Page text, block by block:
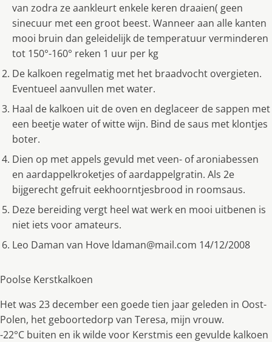
van zodra ze aankleurt enkele keren draaien( geen
sinecuur met een groot beest. Wanneer aan alle kanten
mooi bruin dan geleidelijk de temperatuur verminderen
tot 150°-160° reken 1 uur per kg
De kalkoen regelmatig met het braadvocht overgieten.
Eventueel aanvullen met water.
Haal de kalkoen uit de oven en deglaceer de sappen met
een beetje water of witte wijn. Bind de saus met klontjes
boter.
Dien op met appels gevuld met veen- of aroniabessen
en aardappelkroketjes of aardappelgratin. Als 2e
bijgerecht gefruit eekhoorntjesbrood in roomsaus.
Deze bereiding vergt heel wat werk en mooi uitbenen is
niet iets voor amateurs.
Leo Daman van Hove ldaman@mail.com 14/12/2008
Poolse Kerstkalkoen
Het was 23 december een goede tien jaar geleden in Oost-
Polen, het geboortedorp van Teresa, mijn vrouw.
-22°C buiten en ik wilde voor Kerstmis een gevulde kalkoen